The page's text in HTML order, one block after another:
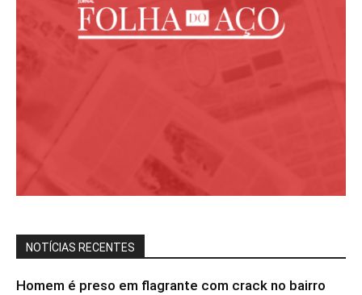
NOTÍCIAS RECENTES
Homem é preso em flagrante com crack no bairro